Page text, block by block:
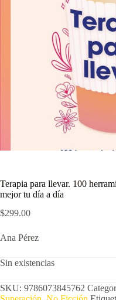
Terapia para llevar. 100
mejor tu día a día
$299.00
Ana Pérez
Sin existencias
SKU: 9786073845762